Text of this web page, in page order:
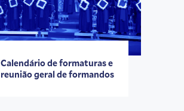
Calendário de formaturas e
reunião geral de formandos